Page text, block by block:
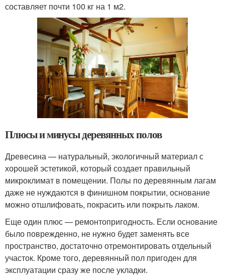
составляет почти 100 кг на 1 м2.
Плюсы и минусы деревянных полов
Древесина — натуральный, экологичный материал с
хорошей эстетикой, который создает правильный
микроклимат в помещении. Полы по деревянным лагам
даже не нуждаются в финишном покрытии, основание
можно отшлифовать, покрасить или покрыть лаком.
Еще один плюс — ремонтопригодность. Если основание
было поврежденно, не нужно будет заменять все
пространство, достаточно отремонтировать отдельный
участок. Кроме того, деревянный пол пригоден для
эксплуатации сразу же после укладки.